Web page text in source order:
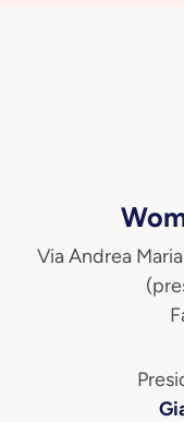
Via Andrea